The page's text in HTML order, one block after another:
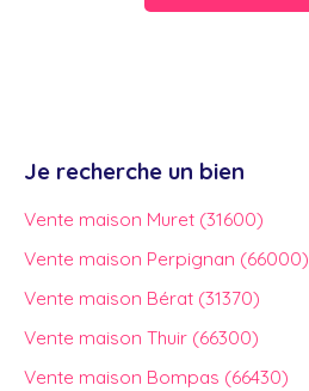
Je recherche un bien
Vente maison Muret (31600)
Vente maison Perpignan (66000)
Vente maison Bérat (31370)
Vente maison Thuir (66300)
Vente maison Bompas (66430)